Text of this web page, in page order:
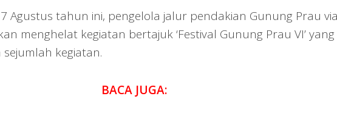
Agustus tahun ini, pengelola jalur pendakian Gunung Prau
menghelat kegiatan bertajuk ‘Festival Gunung Prau VI’ yang
kegiatan.
BACA JUGA: